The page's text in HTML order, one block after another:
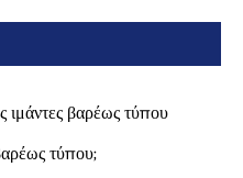
ιμάντες βαρέως τύπου
τύπου;